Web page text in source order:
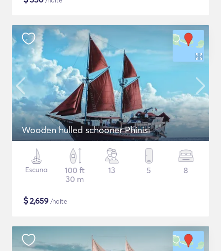
Wooden hulled schooner Phinisi
Escuna
100 ft
30 m
13 5 8
$2,659 /noite